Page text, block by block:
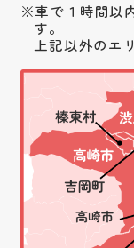
車で１時間以
す。
上記以外のエ